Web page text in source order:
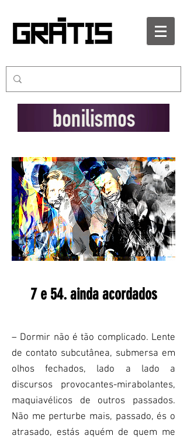
7 e 54. ainda acordados
– Dormir não é tão complicado. Lente
de contato subcutânea, submersa em
olhos fechados, lado a lado a
discursos provocantes-mirabolantes,
maquiavélicos de outros passados.
Não me perturbe mais, passado, és o
atrasado, estás aquém de quem me